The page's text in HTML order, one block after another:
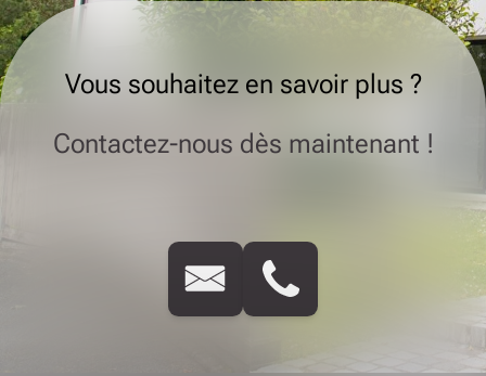
Vous souhaitez en savoir plus ?
Contactez-nous dès maintenant !